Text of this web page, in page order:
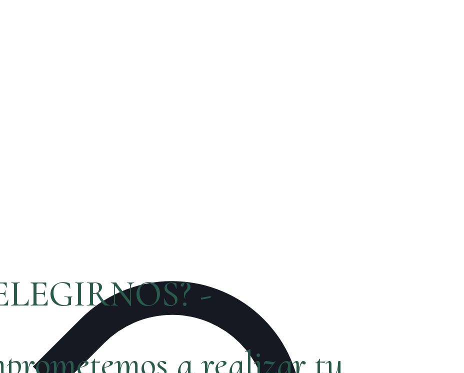
-
a realizar tu